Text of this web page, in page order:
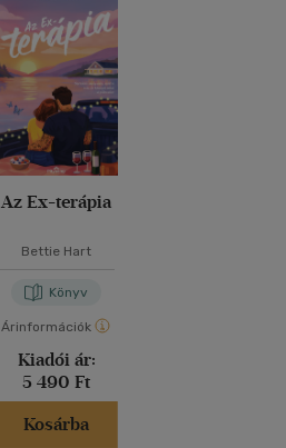
Az Ex-terápia
Bettie Hart
Könyv
Árinformációk
Kiadói ár:
5 490 Ft
Kosárba